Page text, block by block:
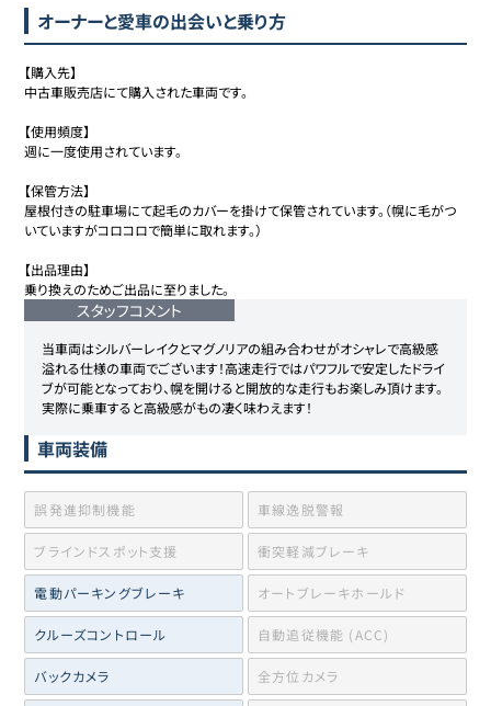
オーナーと愛車の出会いと乗り方
【購入先】
中古車販売店にて購入された車両です。
【使用頻度】
週に一度使用されています。
【保管方法】
屋根付きの駐車場にて起毛のカバーを掛けて保管されています。（幌に毛がつ
いていますがコロコロで簡単に取れます。）
【出品理由】
乗り換えのためご出品に至りました。
スタッフコメント
当車両はシルバーレイクとマグノリアの組み合わせがオシャレで高級感
溢れる仕様の車両でございます！高速走行ではパワフルで安定したドライ
ブが可能となっており、幌を開けると開放的な走行もお楽しみ頂けます。
実際に乗車すると高級感がもの凄く味わえます！
車両装備
誤発進抑制機能 車線逸脱警報
ブラインドスポット支援 衝突軽減ブレーキ
電動パーキングブレーキ オートブレーキホールド
クルーズコントロール 自動追従機能 (ACC)
バックカメラ 全方位カメラ